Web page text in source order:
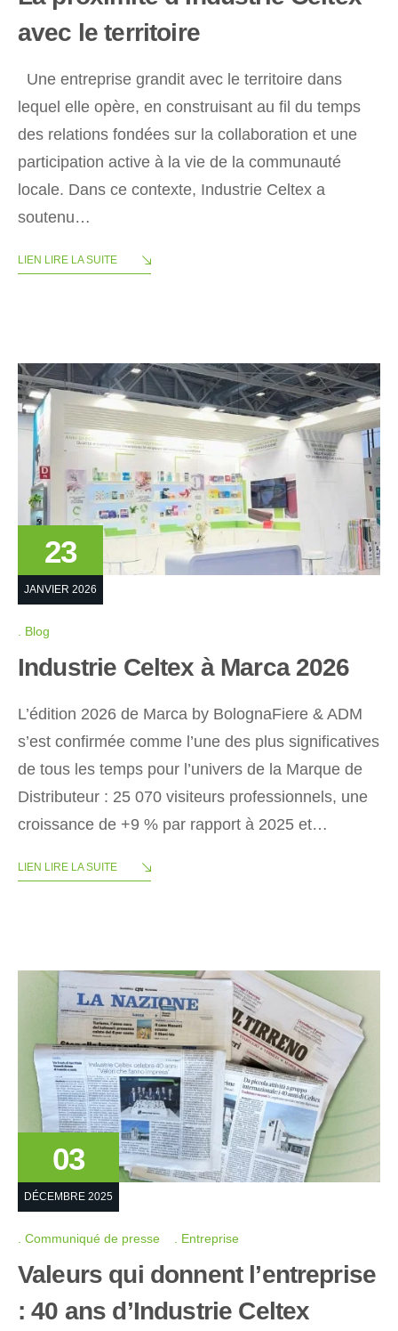
avec le territoire
Une entreprise grandit avec le territoire dans
lequel elle opère, en construisant au fil du temps
des relations fondées sur la collaboration et une
participation active à la vie de la communauté
locale. Dans ce contexte, Industrie Celtex a
soutenu…
LIEN LIRE LA SUITE
23
JANVIER 2026
Blog
Industrie Celtex à Marca 2026
L’édition 2026 de Marca by BolognaFiere & ADM
s’est confirmée comme l’une des plus significatives
de tous les temps pour l’univers de la Marque de
Distributeur : 25 070 visiteurs professionnels, une
croissance de +9 % par rapport à 2025 et…
LIEN LIRE LA SUITE
03
DÉCEMBRE 2025
Communiqué de presse Entreprise
Valeurs qui donnent l’entreprise
: 40 ans d’Industrie Celtex